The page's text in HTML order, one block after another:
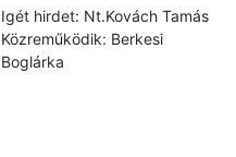
Igét hirdet: Nt.Kovách Tamás
Közreműködik: Berkesi
Boglárka